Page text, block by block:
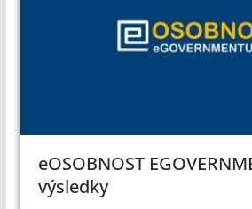
eOSOBNOST
výsledky